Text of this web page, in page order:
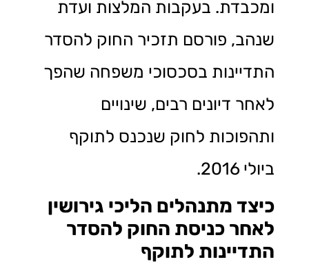
ומכבדת. בעקבות המלצות ועדת
שנהב, פורסם תזכיר החוק להסדר
התדיינות בסכסוכי משפחה שהפך
לאחר דיונים רבים, שינויים
ותהפוכות לחוק שנכנס לתוקף
ביולי 2016.
כיצד מתנהלים הליכי גירושין
לאחר כניסת החוק להסדר
התדיינות לתוקף